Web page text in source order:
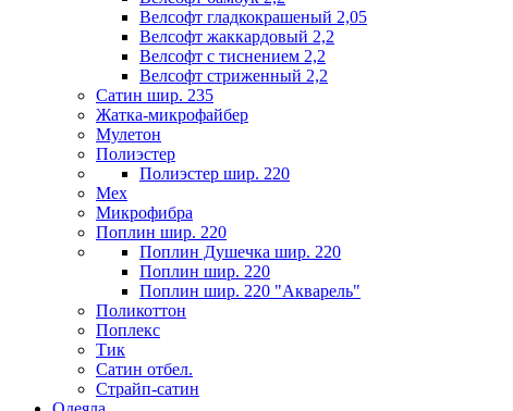
Велсофт гладкокрашеный 2,05
Велсофт жаккардовый 2,2
Велсофт с тиснением 2,2
Велсофт стриженный 2,2
Сатин шир. 235
Жатка-микрофайбер
Мулетон
Полиэстер
Полиэстер шир. 220
Мех
Микрофибра
Поплин шир. 220
Поплин Душечка шир. 220
Поплин шир. 220
Поплин шир. 220 "Акварель"
Поликоттон
Поплекс
Тик
Сатин отбел.
Страйп-сатин